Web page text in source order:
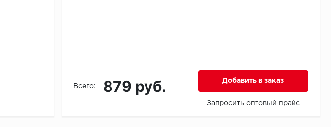
Всего: 879 руб. Добавить в заказ
Запросить оптовый прайс